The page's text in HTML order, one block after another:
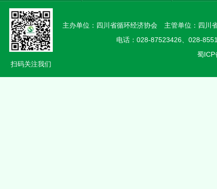
扫码关注我们
主办单位：四川省循环经济协会 主管单位：四
电话：028-87523426、028-
蜀